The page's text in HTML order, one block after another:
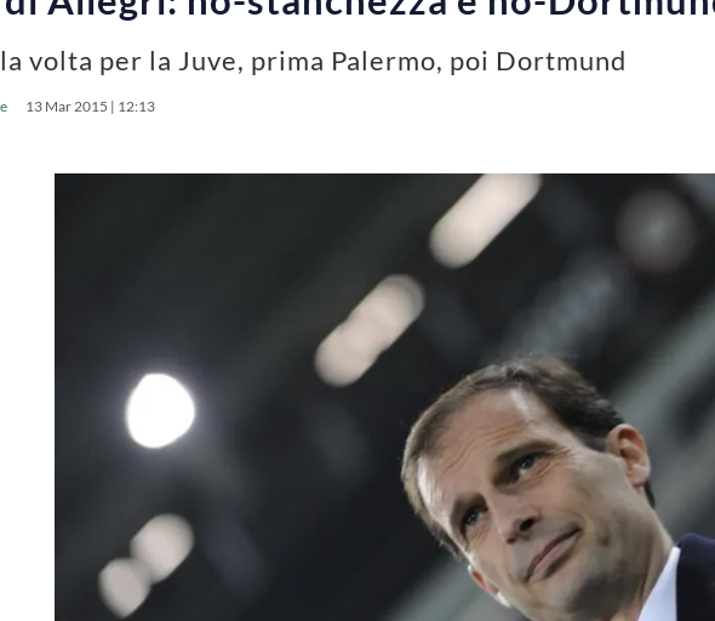
volta per la Juve, prima Palermo, poi Dortmund
13 Mar 2015 | 12:13